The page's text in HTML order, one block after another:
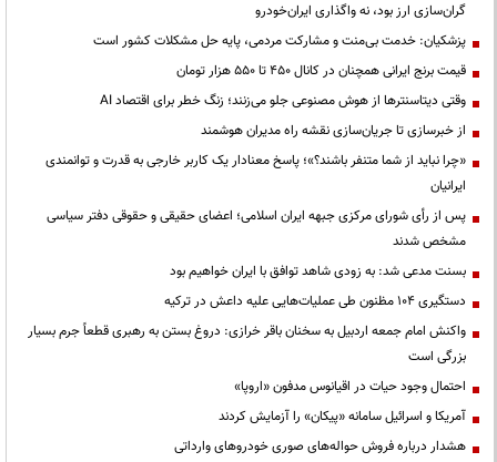
گران‌سازی ارز بود، نه واگذاری ایران‌خودرو
پزشکیان: خدمت بی‌منت و مشارکت مردمی، پایه حل مشکلات کشور است
قیمت‌ برنج ایرانی همچنان در کانال ۴۵۰ تا ۵۵۰ هزار تومان
وقتی دیتاسنترها از هوش مصنوعی جلو می‌زنند؛ زنگ خطر برای اقتصاد AI
از خبرسازی تا جریان‌سازی نقشه راه مدیران هوشمند
«چرا نباید از شما متنفر باشند؟»؛ پاسخ معنادار یک کاربر خارجی به قدرت و توانمندی
ایرانیان
پس از رأی شورای مرکزی جبهه ایران اسلامی؛ اعضای حقیقی و حقوقی دفتر سیاسی
مشخص شدند
بسنت مدعی شد: به زودی شاهد توافق با ایران خواهیم بود
دستگیری ۱۰۴ مظنون طی عملیات‌هایی علیه داعش در ترکیه
واکنش امام جمعه اردبیل به سخنان باقر خرازی: دروغ بستن به رهبری قطعاً جرم بسیار
بزرگی است
احتمال وجود حیات در اقیانوس مدفون «اروپا»
آمریکا و اسرائیل سامانه «پیکان» را آزمایش کردند
هشدار درباره فروش حواله‌های صوری خودروهای وارداتی